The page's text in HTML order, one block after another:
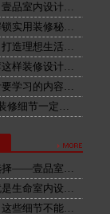
壹品室内设计…
锁实用装修秘…
打造理想生活…
这样装修设计…
要学习的内容…
修细节一定…
择——壹品室…
是生命室内设…
这些细节不能…